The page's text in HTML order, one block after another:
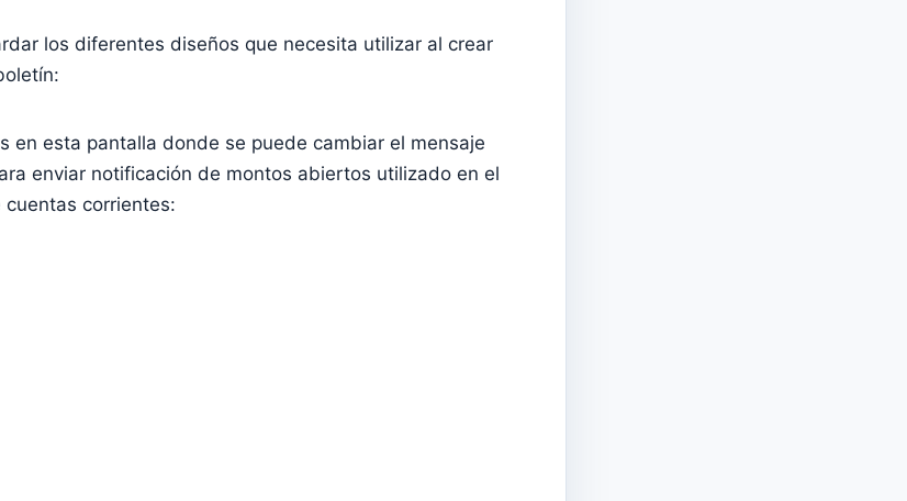
los diferentes diseños que necesita utilizar al crear
en esta pantalla donde se puede cambiar el mensaje
enviar notificación de montos abiertos utilizado en el
cuentas corrientes: